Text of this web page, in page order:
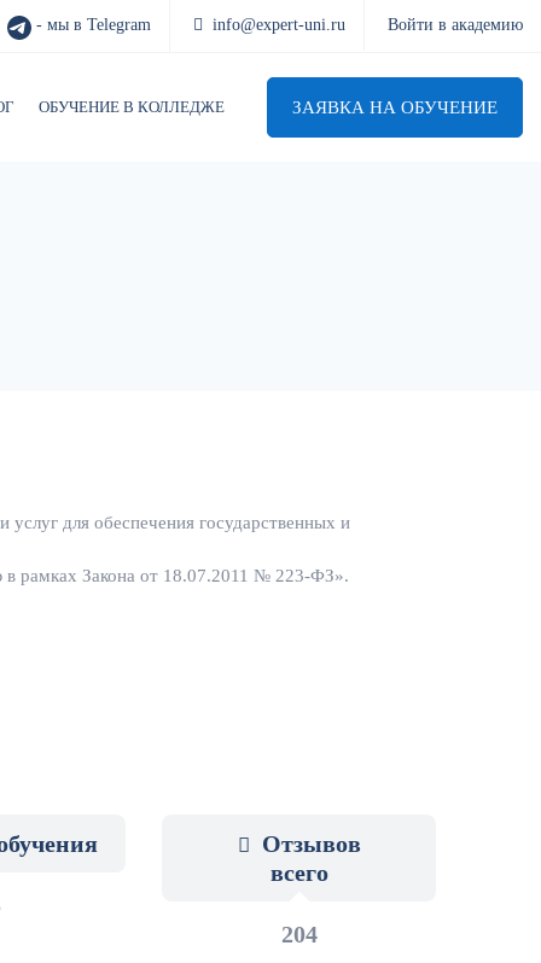
- мы в Telegram info@expert-uni.ru Войти в академию
ОБУЧЕНИЕ В КОЛЛЕДЖЕ ЗАЯВКА НА ОБУЧЕНИЕ
услуг для обеспечения государственных и
в рамках Закона от 18.07.2011 № 223-ФЗ».
Отзывов
всего
204